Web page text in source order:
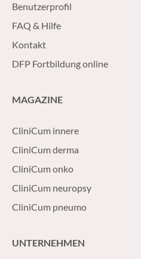
Benutzerprofil
FAQ & Hilfe
Kontakt
DFP Fortbildung online
MAGAZINE
CliniCum innere
CliniCum derma
CliniCum onko
CliniCum neuropsy
CliniCum pneumo
UNTERNEHMEN